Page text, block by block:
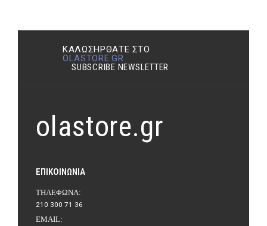
ΚΑΛΩΣΉΡΘΑΤΕ ΣΤΟ
OLASTORE.GR
SUBSCRIBE NEWSLETTER
olastore.gr
ΕΠΙΚΟΙΝΩΝΊΑ
ΤΗΛΈΦΩΝΑ:
210 300 71 36
EMAIL: